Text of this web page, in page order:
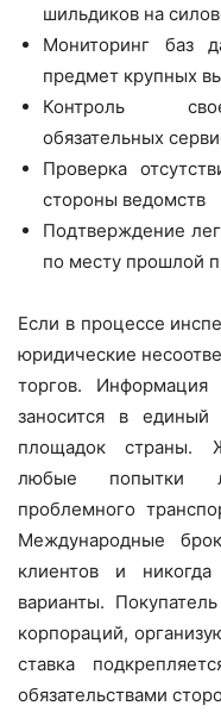
шильдиков на
Мониторинг баз
предмет крупных
Контроль
обязательных
Проверка
стороны ведомств
Подтверждение
по месту прошлой
Если в процессе
юридические
торгов. Информация
заносится в
площадок страны.
любые попытки
проблемного
Международные
клиентов и
варианты.
корпораций,
ставка
обязательствами